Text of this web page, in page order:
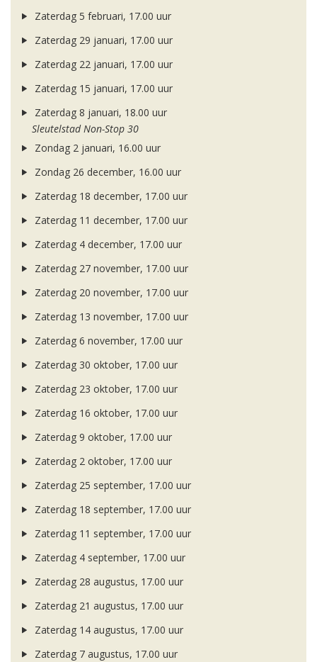
Zaterdag 5 februari, 17.00 uur
Zaterdag 29 januari, 17.00 uur
Zaterdag 22 januari, 17.00 uur
Zaterdag 15 januari, 17.00 uur
Zaterdag 8 januari, 18.00 uur
Sleutelstad Non-Stop 30
Zondag 2 januari, 16.00 uur
Zondag 26 december, 16.00 uur
Zaterdag 18 december, 17.00 uur
Zaterdag 11 december, 17.00 uur
Zaterdag 4 december, 17.00 uur
Zaterdag 27 november, 17.00 uur
Zaterdag 20 november, 17.00 uur
Zaterdag 13 november, 17.00 uur
Zaterdag 6 november, 17.00 uur
Zaterdag 30 oktober, 17.00 uur
Zaterdag 23 oktober, 17.00 uur
Zaterdag 16 oktober, 17.00 uur
Zaterdag 9 oktober, 17.00 uur
Zaterdag 2 oktober, 17.00 uur
Zaterdag 25 september, 17.00 uur
Zaterdag 18 september, 17.00 uur
Zaterdag 11 september, 17.00 uur
Zaterdag 4 september, 17.00 uur
Zaterdag 28 augustus, 17.00 uur
Zaterdag 21 augustus, 17.00 uur
Zaterdag 14 augustus, 17.00 uur
Zaterdag 7 augustus, 17.00 uur